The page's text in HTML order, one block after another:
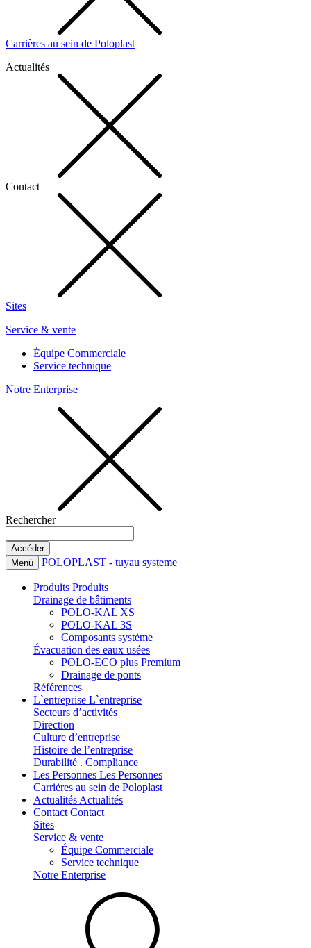
Carrières au sein de Poloplast
Actualités
Contact
Sites
Service & vente
Équipe Commerciale
Service technique
Notre Enterprise
Rechercher
Menü POLOPLAST - tuyau systeme
Produits Produits
Drainage de bâtiments
POLO-KAL XS
POLO-KAL 3S
Composants système
Évacuation des eaux usées
POLO-ECO plus Premium
Drainage de ponts
Références
L`entreprise L`entreprise
Secteurs d’activités
Direction
Culture d’entreprise
Histoire de l’entreprise
Durabilité . Compliance
Les Personnes Les Personnes
Carrières au sein de Poloplast
Actualités Actualités
Contact Contact
Sites
Service & vente
Équipe Commerciale
Service technique
Notre Enterprise